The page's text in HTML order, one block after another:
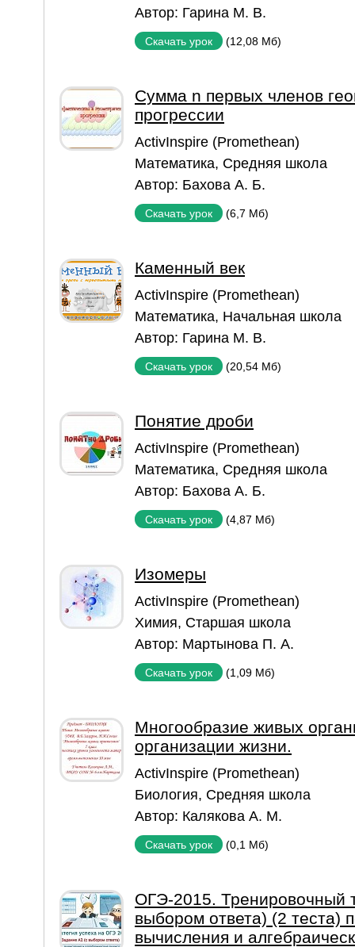
Автор: Гарина М. В.
Скачать урок (12,08 Мб)
Сумма n первых членов
прогрессии
ActivInspire (Promethean)
Математика, Средняя школа
Автор: Бахова А. Б.
Скачать урок (6,7 Мб)
Каменный век
ActivInspire (Promethean)
Математика, Начальная школа
Автор: Гарина М. В.
Скачать урок (20,54 Мб)
Понятие дроби
ActivInspire (Promethean)
Математика, Средняя школа
Автор: Бахова А. Б.
Скачать урок (4,87 Мб)
Изомеры
ActivInspire (Promethean)
Химия, Старшая школа
Автор: Мартынова П. А.
Скачать урок (1,09 Мб)
Многообразие живых
организации жизни.
ActivInspire (Promethean)
Биология, Средняя школа
Автор: Калякова А. М.
Скачать урок (0,1 Мб)
ОГЭ-2015. Тренировочный
выбором ответа) (2 теста)
вычисления и